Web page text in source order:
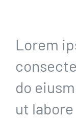
Lorem
do
ut